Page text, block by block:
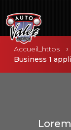
Accueil_https
Business 1